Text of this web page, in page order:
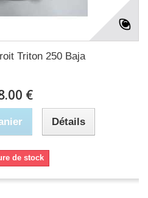
Triton 250 Baja
€
Détails
de stock